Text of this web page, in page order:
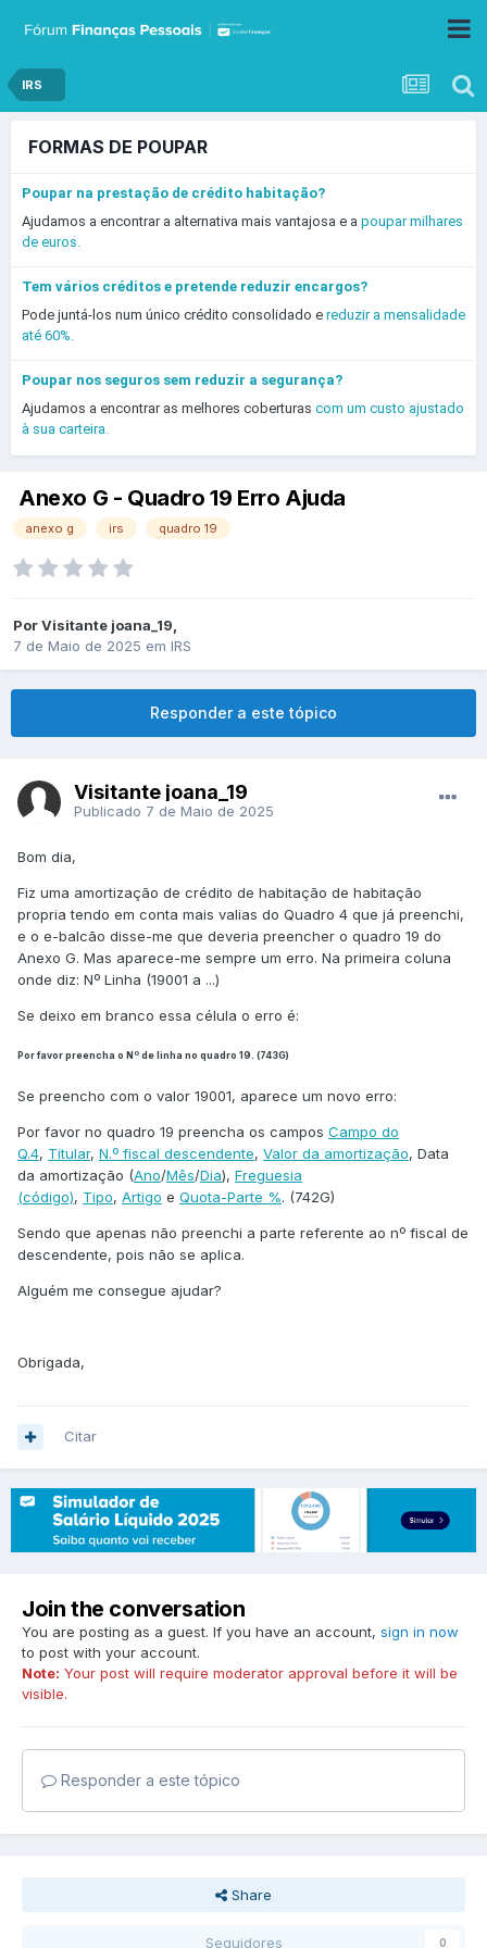
IRS
FORMAS DE POUPAR
Poupar na prestação de crédito habitação?
Ajudamos a encontrar a alternativa mais vantajosa e a poupar milhares
de euros.
Tem vários créditos e pretende reduzir encargos?
Pode juntá-los num único crédito consolidado e reduzir a mensalidade
até 60%.
Poupar nos seguros sem reduzir a segurança?
Ajudamos a encontrar as melhores coberturas com um custo ajustado
à sua carteira.
Anexo G - Quadro 19 Erro Ajuda
anexo g irs quadro 19
PorVisitante joana_19,
7 de Maio de 2025 em IRS
Responder a este tópico
Visitante joana_19
Publicado 7 de Maio de 2025
Bom dia,
Fiz uma amortização de crédito de habitação de habitação
propria tendo em conta mais valias do Quadro 4 que já preenchi,
e o e-balcão disse-me que deveria preencher o quadro 19 do
Anexo G. Mas aparece-me sempre um erro. Na primeira coluna
onde diz: Nº Linha (19001 a ...)
Se deixo em branco essa célula o erro é:
Por favor preencha o Nº de linha no quadro 19. (743G)
Se preencho com o valor 19001, aparece um novo erro:
Por favor no quadro 19 preencha os campos Campo do
Q.4, Titular, N.º fiscal descendente, Valor da amortização, Data
da amortização (Ano/Mês/Dia), Freguesia
(código), Tipo, Artigo e Quota-Parte %. (742G)
Sendo que apenas não preenchi a parte referente ao nº fiscal de
descendente, pois não se aplica.
Alguém me consegue ajudar?
Obrigada,
Citar
Join the conversation
You are posting as a guest. If you have an account, sign in now
to post with your account.
Note: Your post will require moderator approval before it will be
visible.
Responder a este tópico
Share
Seguidores 0